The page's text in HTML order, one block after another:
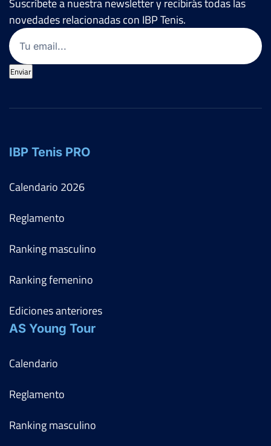
Suscríbete a nuestra newsletter y recibirás todas las
novedades relacionadas con IBP Tenis.
Email
Enviar
IBP Tenis PRO
Calendario 2026
Reglamento
Ranking masculino
Ranking femenino
Ediciones anteriores
AS Young Tour
Calendario
Reglamento
Ranking masculino